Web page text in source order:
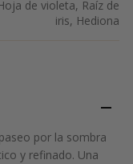
de violeta, Raíz de
iris, Hediona
por la sombra
y refinado. Una